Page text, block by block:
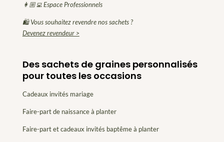
👩🏼‍💻 Espace Professionnels
🛍 Vous souhaitez revendre nos sachets ?
Devenez revendeur >
Des sachets de graines personnalisés
pour toutes les occasions
Cadeaux invités mariage
Faire-part de naissance à planter
Faire-part et cadeaux invités baptême à planter